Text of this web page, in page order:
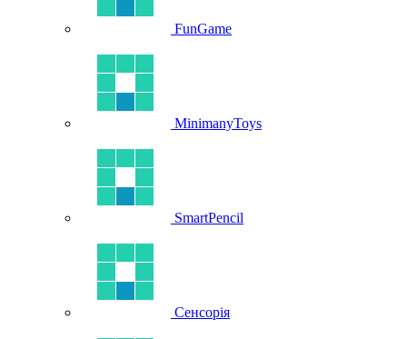
FunGame
MinimanyToys
SmartPencil
Сенсорія